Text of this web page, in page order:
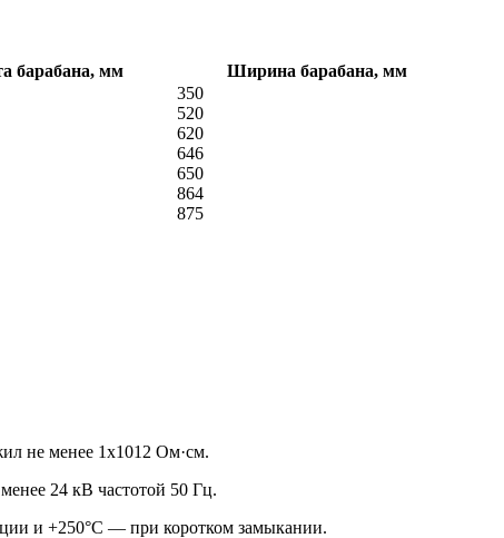
барабана, мм
Ширина барабана, мм
350
520
620
646
650
864
875
не менее 1х1012 Ом·см.
24 кВ частотой 50 Гц.
и +250°С — при коротком замыкании.